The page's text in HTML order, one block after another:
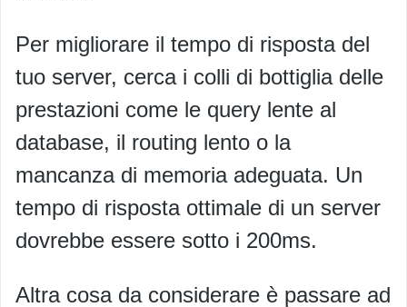
Per migliorare il tempo di risposta del
tuo server, cerca i colli di bottiglia delle
prestazioni come le query lente al
database, il routing lento o la
mancanza di memoria adeguata. Un
tempo di risposta ottimale di un server
dovrebbe essere sotto i 200ms.
Altra cosa da considerare è passare ad